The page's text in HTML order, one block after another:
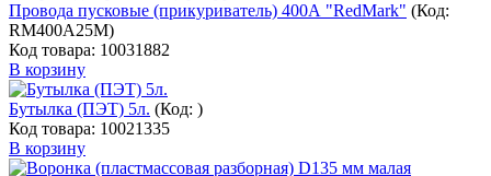
Провода пусковые (прикуриватель) 400А "RedMark" (Код:
RM400A25M)
Код товара: 10031882
В корзину
Бутылка (ПЭТ) 5л. (Код: )
Код товара: 10021335
В корзину